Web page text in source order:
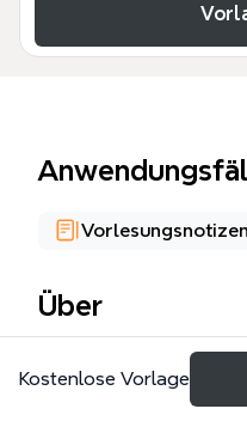
Vorlesungsnotizen
Über
El mapa mental
que organiza 12 ramas
Kostenlose Vorlage